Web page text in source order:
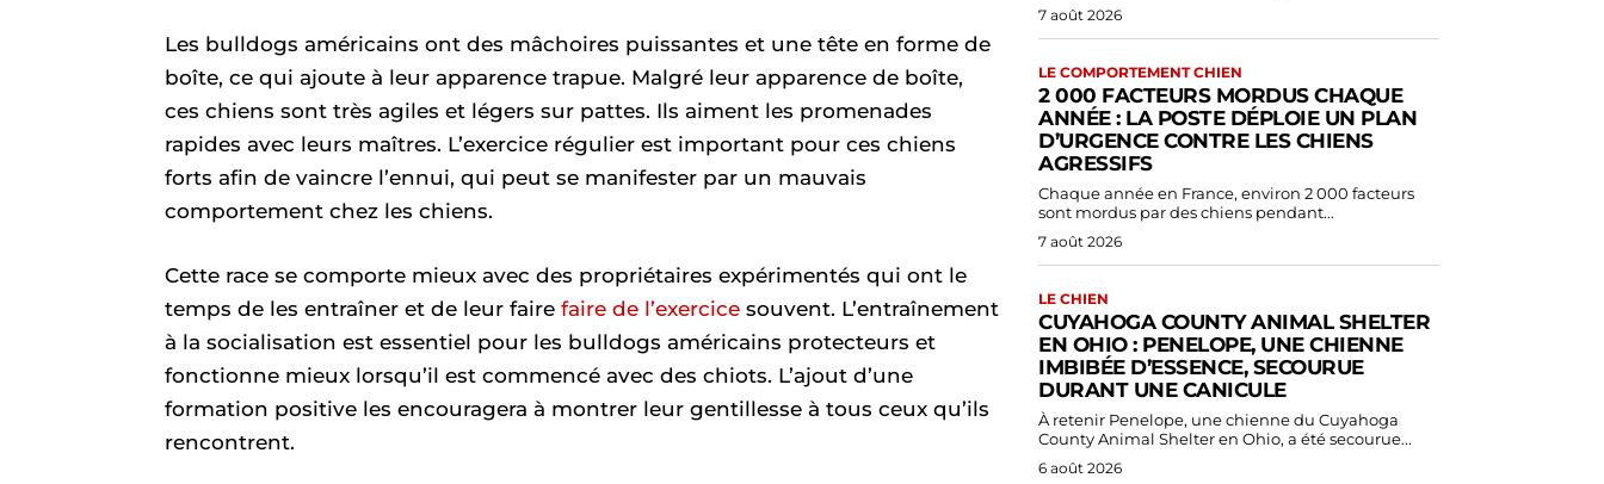
Les bulldogs américains ont des mâchoires puissantes et une tête en forme de
boîte, ce qui ajoute à leur apparence trapue. Malgré leur apparence de boîte,
ces chiens sont très agiles et légers sur pattes. Ils aiment les promenades
rapides avec leurs maîtres. L’exercice régulier est important pour ces chiens
forts afin de vaincre l’ennui, qui peut se manifester par un mauvais
comportement chez les chiens.
Cette race se comporte mieux avec des propriétaires expérimentés qui ont le
temps de les entraîner et de leur faire faire de l’exercice souvent. L’entraînement
à la socialisation est essentiel pour les bulldogs américains protecteurs et
fonctionne mieux lorsqu’il est commencé avec des chiots. L’ajout d’une
formation positive les encouragera à montrer leur gentillesse à tous ceux qu’ils
rencontrent.
7 août 2026
LE COMPORTEMENT CHIEN
2 000 FACTEURS MORDUS CHAQUE
ANNÉE : LA POSTE DÉPLOIE UN PLAN
D’URGENCE CONTRE LES CHIENS
AGRESSIFS
Chaque année en France, environ 2 000 facteurs
sont mordus par des chiens pendant...
7 août 2026
LE CHIEN
CUYAHOGA COUNTY ANIMAL SHELTER
EN OHIO : PENELOPE, UNE CHIENNE
IMBIBÉE D’ESSENCE, SECOURUE
DURANT UNE CANICULE
À retenir Penelope, une chienne du Cuyahoga
County Animal Shelter en Ohio, a été secourue...
6 août 2026